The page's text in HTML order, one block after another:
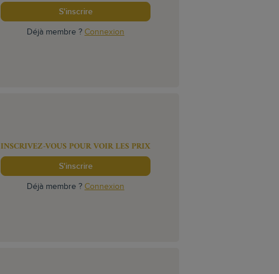
S'inscrire
Déjà membre ? Connexion
INSCRIVEZ-VOUS POUR VOIR LES PRIX
S'inscrire
Déjà membre ? Connexion